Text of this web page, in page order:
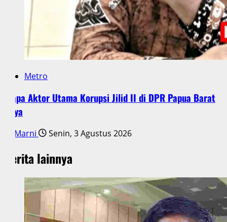
Metro
Siapa Aktor Utama Korupsi Jilid II di DPR Papua Barat
Daya
Marni Senin, 3 Agustus 2026
Berita lainnya